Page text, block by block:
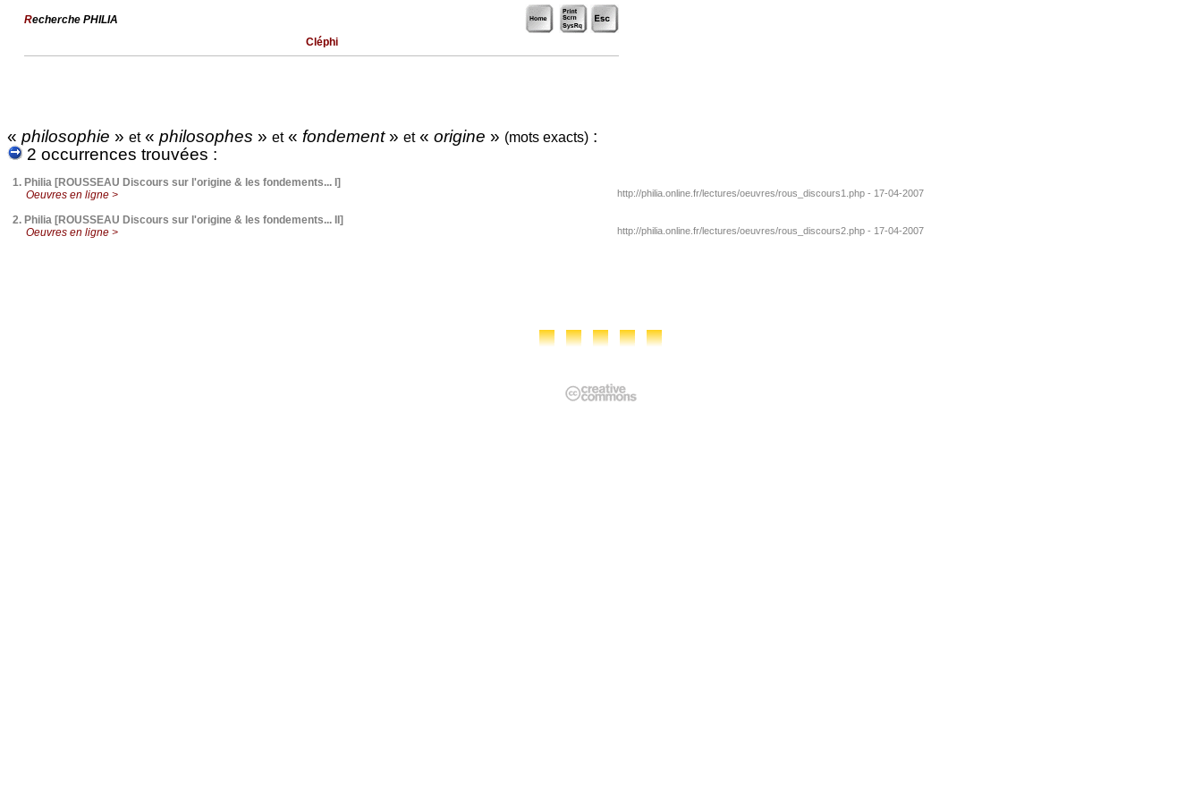
Recherche PHILIA
Cléphi
« philosophie » et« philosophes » et« fondement» et« origine » (mots exacts) :
2 occurrences trouvées :
1. Philia [ROUSSEAU Discours sur l'origine & les fondements... I]
Oeuvres en ligne >
http://philia.online.fr/lectures/oeuvres/rous_discours1.php - 17-04-2007
2. Philia [ROUSSEAU Discours sur l'origine & les fondements... II]
Oeuvres en ligne >
http://philia.online.fr/lectures/oeuvres/rous_discours2.php - 17-04-2007